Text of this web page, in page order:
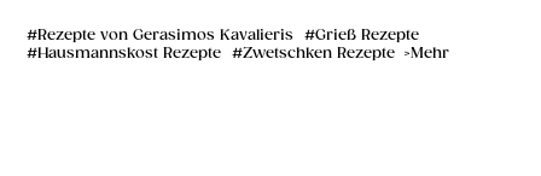
Rezepte von Gerasimos Kavalieris
Grieß Rezepte
Hausmannskost Rezepte
Zwetschken Rezepte Mehr